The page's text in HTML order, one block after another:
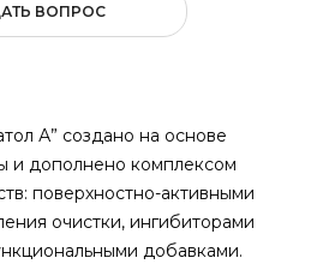
ВОПРОС
А” создано на основе
и дополнено комплексом
поверхностно-активными
очистки, ингибиторами
добавками.